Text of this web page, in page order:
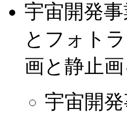
宇宙開発
とフォト
画と静止画
宇宙開